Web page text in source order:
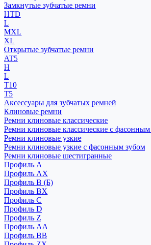
Замкнутые зубчатые ремни
HTD
L
MXL
XL
Открытые зубчатые ремни
AT5
H
L
T10
T5
Аксессуары для зубчатых ремней
Клиновые ремни
Ремни клиновые классические
Ремни клиновые классические с
Ремни клиновые узкие
Ремни клиновые узкие с фасонным зубом
Ремни клиновые шестигранные
Профиль A
Профиль AX
Профиль B (Б)
Профиль BX
Профиль C
Профиль D
Профиль Z
Профиль АА
Профиль BB